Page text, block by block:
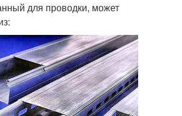
для проводки, может